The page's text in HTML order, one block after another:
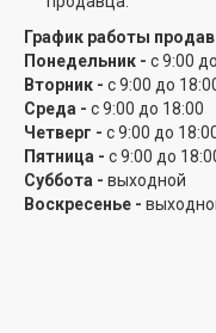
График работы
Понедельник - с 9:00
Вторник - с 9:00 до
Среда - с 9:00 до 18:00
Четверг - с 9:00 до
Пятница - с 9:00 до
Суббота - выходной
Воскресенье -